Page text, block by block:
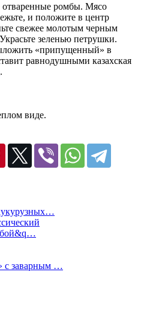
ромбы. Мясо
и положите в центр
свежее молотым черным
зеленью петрушки.
«припущенный» в
равнодушными казахская
.
виде.
с заварным …